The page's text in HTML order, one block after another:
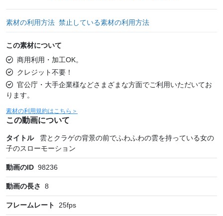
素材の利用方法 禁止している素材の利用方法
この素材について
商用利用・加工OK。
クレジット不要！
官公庁・大手企業様などさまざまな方面でご利用いただいてお
ります。
素材の利用規約はこちら＞
この動画について
タイトル
雲とクラゲの背景の前でふわふわの雲を持っている女の
子のスローモーション
動画のID 98236
動画の長さ 8
フレームレート 25fps